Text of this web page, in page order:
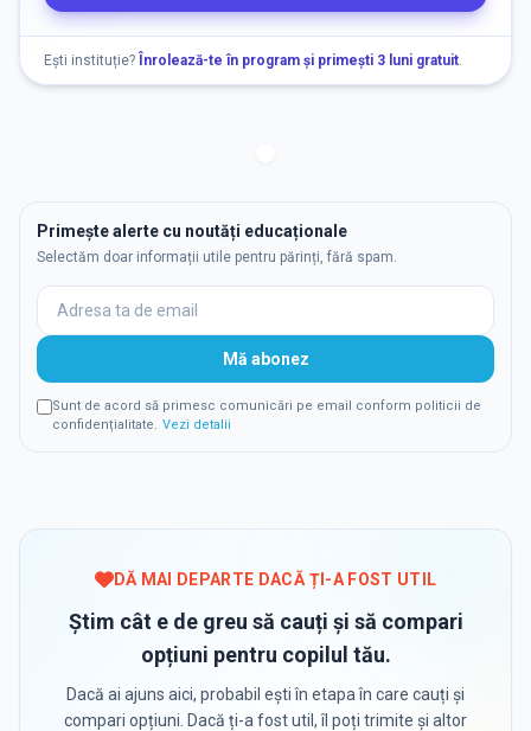
Ești instituție? Înrolează-te în program și primești 3 luni gratuit.
Primește alerte cu noutăți educaționale
Selectăm doar informații utile pentru părinți, fără spam.
Mă abonez
Sunt de acord să primesc comunicări pe email conform politicii de
confidențialitate. Vezi detalii
DĂ MAI DEPARTE DACĂ ȚI-A FOST UTIL
Știm cât e de greu să cauți și să compari
opțiuni pentru copilul tău.
Dacă ai ajuns aici, probabil ești în etapa în care cauți și
compari opțiuni. Dacă ți-a fost util, îl poți trimite și altor